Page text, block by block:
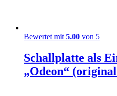
Bewertet mit 5.00 von 5
Schallplatte als
„Odeon“